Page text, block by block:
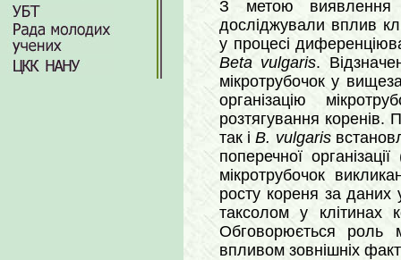
З метою виявлення
досліджували вплив
у процесі
Beta vulgaris.
мікротрубочок у
організацію
розтягування коренів.
так іB. vulgaris
поперечної
мікротрубочок
росту кореня за
таксолом у клітинах
Обговорюється роль
впливом зовнішніх